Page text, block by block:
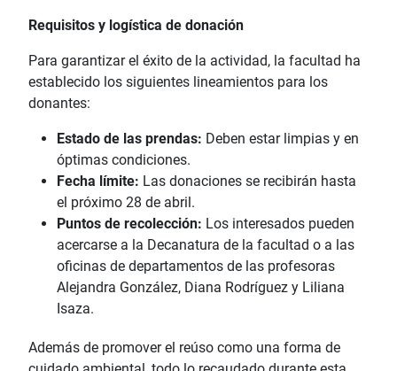
Requisitos y logística de donación
Para garantizar el éxito de la actividad, la facultad ha
establecido los siguientes lineamientos para los
donantes:
Estado de las prendas: Deben estar limpias y en
óptimas condiciones.
Fecha límite: Las donaciones se recibirán hasta
el próximo 28 de abril.
Puntos de recolección: Los interesados pueden
acercarse a la Decanatura de la facultad o a las
oficinas de departamentos de las profesoras
Alejandra González, Diana Rodríguez y Liliana
Isaza.
Además de promover el reúso como una forma de